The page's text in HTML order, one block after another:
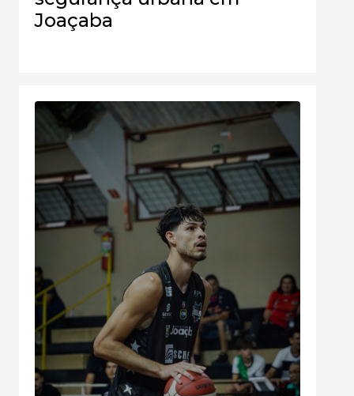
Joaçaba